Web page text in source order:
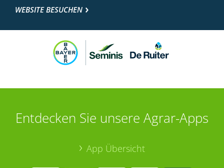
WEBSITE BESUCHEN
Entdecken Sie unsere Agrar-Apps
App Übersicht